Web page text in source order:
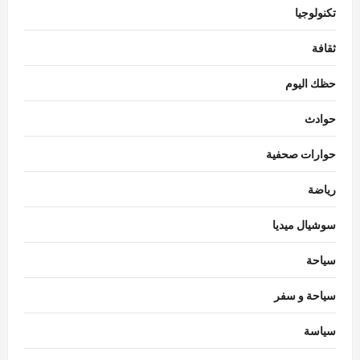
تكنولوجيا
ثقافة
حظك اليوم
حوادث
حوارات صحفية
رياضة
سوشيال ميديا
سياحة
سياحة و سفر
سياسة